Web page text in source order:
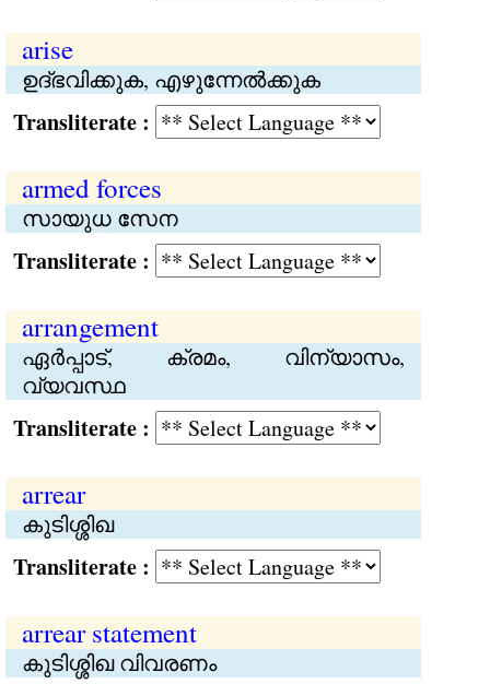
arise
ഉദ്ഭവിക്കുക, എഴുന്നേല്‍ക്കുക
:
armed forces
സായുധ സേന
:
arrangement
ഏര്‍പ്പാട്, ക്രമം, വിന്യാസം,
വ്യവസ്ഥ
:
arrear
കുടിശ്ശിഖ
:
arrear statement
കുടിശ്ശിഖ വിവരണം